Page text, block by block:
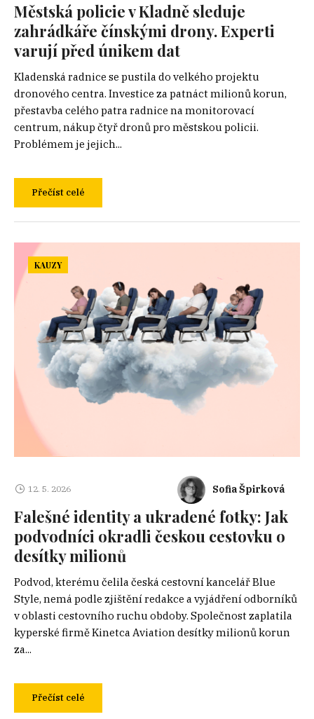
Městská policie v Kladně sleduje
zahrádkáře čínskými drony. Experti
varují před únikem dat
Kladenská radnice se pustila do velkého projektu
dronového centra. Investice za patnáct milionů korun,
přestavba celého patra radnice na monitorovací
centrum, nákup čtyř dronů pro městskou policii.
Problémem je jejich...
Přečíst celé
KAUZY
12. 5. 2026 Sofia Špirková
Falešné identity a ukradené fotky: Jak
podvodníci okradli českou cestovku o
desítky milionů
Podvod, kterému čelila česká cestovní kancelář Blue
Style, nemá podle zjištění redakce a vyjádření odborníků
v oblasti cestovního ruchu obdoby. Společnost zaplatila
kyperské firmě Kinetca Aviation desítky milionů korun
za...
Přečíst celé